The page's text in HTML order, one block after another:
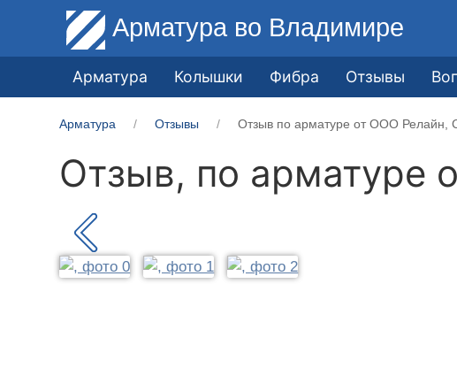
Арматура во Владимире
Арматура Колышки Фибра Отзывы
Арматура Отзывы Отзыв по арматуре от ООО Релайн,
Отзыв, по арматуре